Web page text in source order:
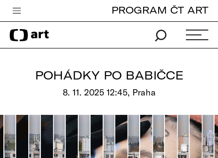
Česká televize
Zpravodajství
Pro děti
edu
PROGRAM ČT ART
POHÁDKY PO BABIČCE
8. 11. 2025 12:45, Praha